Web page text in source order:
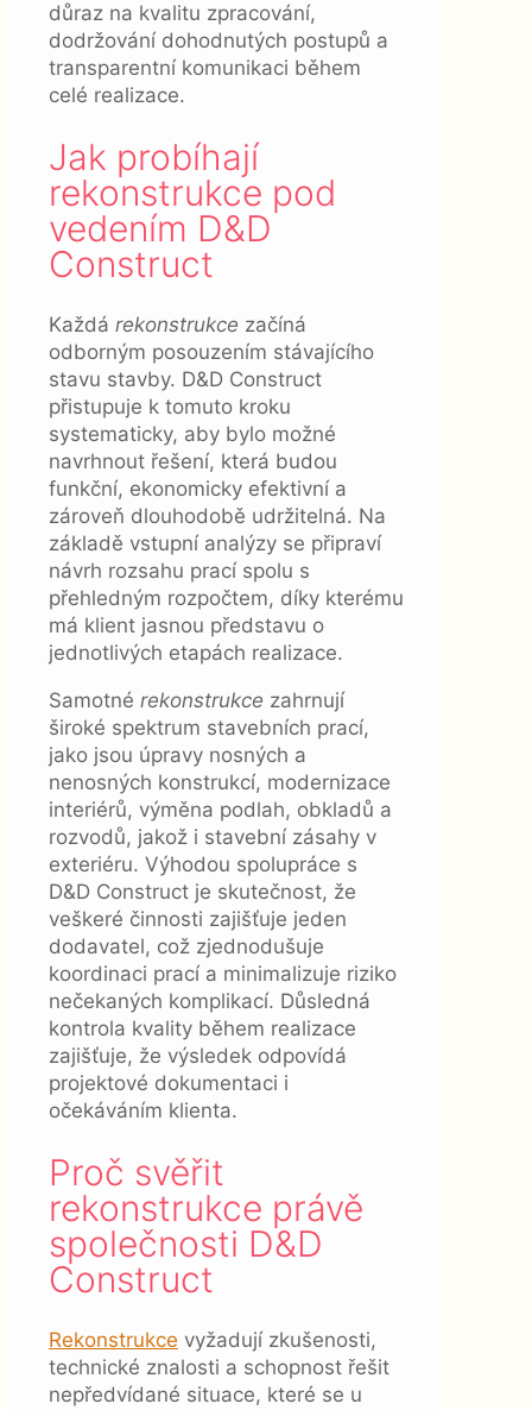
důraz na kvalitu zpracování,
dodržování dohodnutých postupů a
transparentní komunikaci během
celé realizace.
Jak probíhají
rekonstrukce pod
vedením D&D
Construct
Každá rekonstrukce začíná
odborným posouzením stávajícího
stavu stavby. D&D Construct
přistupuje k tomuto kroku
systematicky, aby bylo možné
navrhnout řešení, která budou
funkční, ekonomicky efektivní a
zároveň dlouhodobě udržitelná. Na
základě vstupní analýzy se připraví
návrh rozsahu prací spolu s
přehledným rozpočtem, díky kterému
má klient jasnou představu o
jednotlivých etapách realizace.
Samotné rekonstrukce zahrnují
široké spektrum stavebních prací,
jako jsou úpravy nosných a
nenosných konstrukcí, modernizace
interiérů, výměna podlah, obkladů a
rozvodů, jakož i stavební zásahy v
exteriéru. Výhodou spolupráce s
D&D Construct je skutečnost, že
veškeré činnosti zajišťuje jeden
dodavatel, což zjednodušuje
koordinaci prací a minimalizuje riziko
nečekaných komplikací. Důsledná
kontrola kvality během realizace
zajišťuje, že výsledek odpovídá
projektové dokumentaci i
očekáváním klienta.
Proč svěřit
rekonstrukce právě
společnosti D&D
Construct
Rekonstrukce vyžadují zkušenosti,
technické znalosti a schopnost řešit
nepředvídané situace, které se u